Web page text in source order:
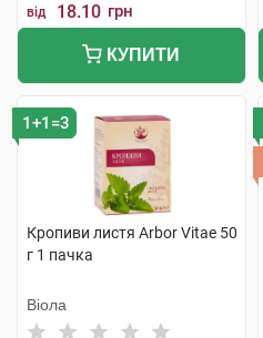
від 18.10 грн
КУПИТИ
1+1=3
Кропиви листя Arbor Vitae 50
г 1 пачка
Віола